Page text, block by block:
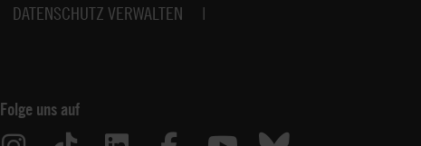
DATENSCHUTZ VERWALTEN
Folge uns auf